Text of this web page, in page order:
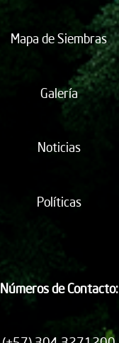
Mapa de Siembras
Galería
Noticias
Políticas
Números de Contacto: